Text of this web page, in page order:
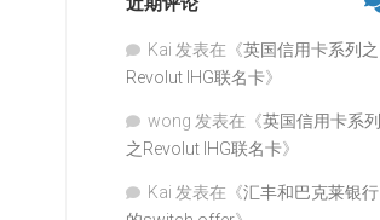
Kai 发表在《英国信用卡系列之
Revolut IHG联名卡》
wong 发表在《英国信用卡系列
之Revolut IHG联名卡》
Kai 发表在《汇丰和巴克莱银行